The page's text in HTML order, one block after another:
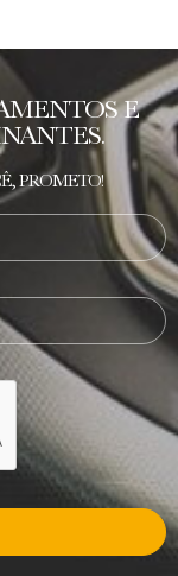
E
PROMETO!